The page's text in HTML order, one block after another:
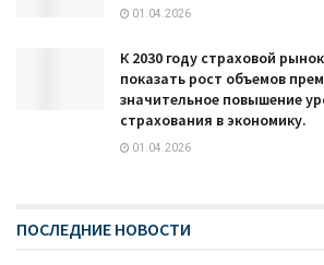
01.04.2026
К 2030 году страховой
показать рост объемов
значительное повышение
страхования в экономику.
01.04.2026
ПОСЛЕДНИЕ НОВОСТИ